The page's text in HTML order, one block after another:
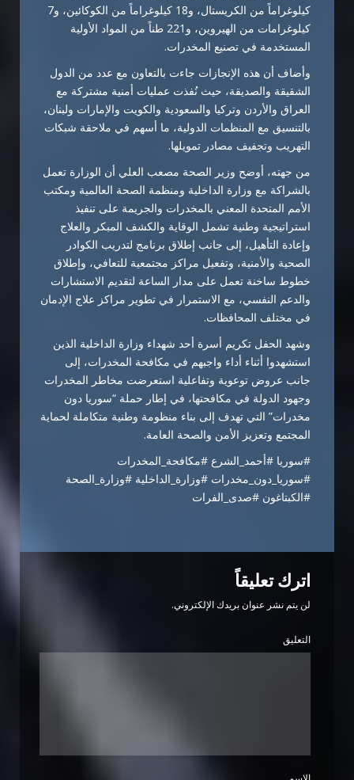
كيلوغراماً من الكريستال، و18 كيلوغراماً من الكوكائين، و7
كيلوغرامات من الهيروين، و221 طناً من المواد الأولية
المستخدمة في تصنيع المخدرات.
وأضاف أن هذه الإنجازات جاءت بالتعاون مع عدد من الدول
الشقيقة والصديقة، حيث نُفذت عمليات أمنية مشتركة مع
العراق والأردن وتركيا والسعودية والكويت والإمارات ولبنان،
بالتنسيق مع المنظمات الدولية، ما أسهم في ملاحقة شبكات
التهريب وتجفيف مصادر تمويلها.
من جهته، أوضح وزير الصحة مصعب العلي أن الوزارة تعمل
بالشراكة مع وزارة الداخلية ومنظمة الصحة العالمية ومكتب
الأمم المتحدة المعني بالمخدرات والجريمة على تنفيذ
استراتيجية وطنية تشمل الوقاية والكشف المبكر والعلاج
وإعادة التأهيل، إلى جانب إطلاق برنامج لتدريب الكوادر
الصحية والأمنية، وتفعيل مراكز مجتمعية للتعافي، وإطلاق
خطوط ساخنة تعمل على مدار الساعة لتقديم الاستشارات
والدعم النفسي، مع الاستمرار في تطوير مراكز علاج الإدمان
في مختلف المحافظات.
وشهد الحفل تكريم أسرة أحد شهداء وزارة الداخلية الذين
استشهدوا أثناء أداء واجبهم في مكافحة المخدرات، إلى
جانب عروض توعوية وتفاعلية استعرضت مخاطر المخدرات
وجهود الدولة في مكافحتها، في إطار حملة “سوريا دون
مخدرات” التي تهدف إلى بناء منظومة وطنية متكاملة لحماية
المجتمع وتعزيز الأمن والصحة العامة.
#سوريا #أحمد_الشرع #مكافحة_المخدرات
#سوريا_دون_مخدرات #وزارة_الداخلية #وزارة_الصحة
#الكبتاغون #صدى_الفرات
اترك تعليقاً
لن يتم نشر عنوان بريدك الإلكتروني.
التعليق